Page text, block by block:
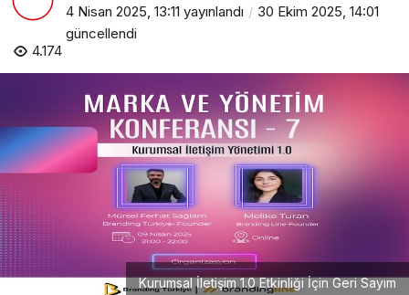
4 Nisan 2025, 13:11 yayınlandı
30 Ekim 2025, 14:01
güncellendi
4.174
Kurumsal İletişim 1.0 Etkinliği İçin Geri Sayım